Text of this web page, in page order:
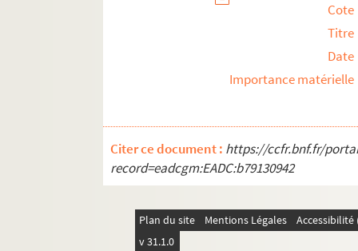
Cote
Titre
Date
Importance matérielle
Citer ce document : https://ccfr.bnf.fr/
record=eadcgm:EADC:b79130942
Plan du site Mentions Légales
v 31.1.0